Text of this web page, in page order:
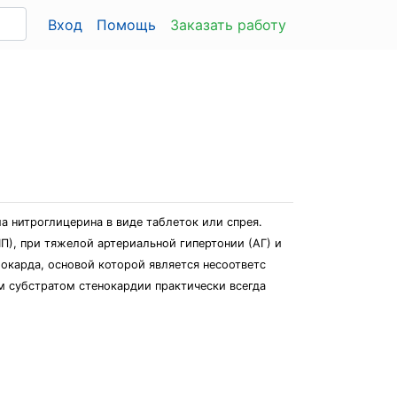
Вход Помощь Заказать работу
в виде таблеток или спрея.
при тяжелой артериальной гипертонии (АГ) и
основой которой является несоответс
стенокардии практически всегда